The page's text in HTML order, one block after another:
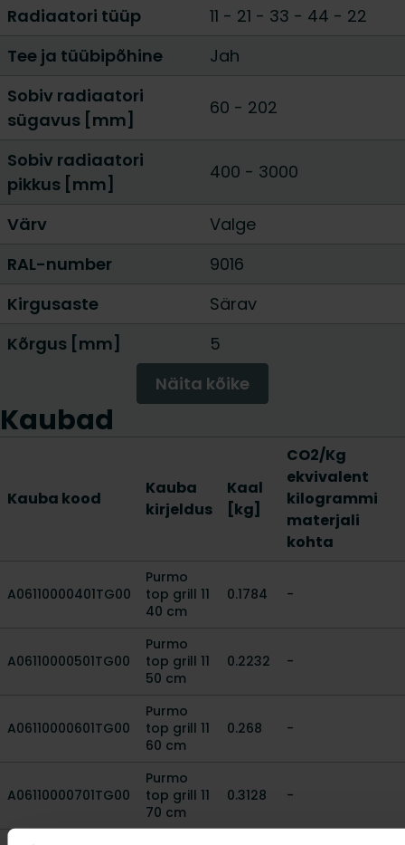
Radiaatori tüüp
11 - 21 - 33 - 44 - 22
Tee ja tüübipõhine
Jah
Sobiv radiaatori
sügavus [mm]
60 - 202
Sobiv radiaatori
pikkus [mm]
400 - 3000
Värv
Valge
RAL-number
9016
Kirgusaste
Särav
Kõrgus [mm]
5
Näita kõike
Kaubad
Kauba kood
Kauba
kirjeldus
Kaal
[kg]
CO2/Kg
ekvivalent
kilogrammi
materjali
kohta
A06110000401TG00
Purmo
top grill 11
40 cm
0.1784 -
A06110000501TG00
Purmo
top grill 11
50 cm
0.2232 -
A06110000601TG00
Purmo
top grill 11
60 cm
0.268 -
A06110000701TG00
Purmo
top grill 11
70 cm
0.3128 -